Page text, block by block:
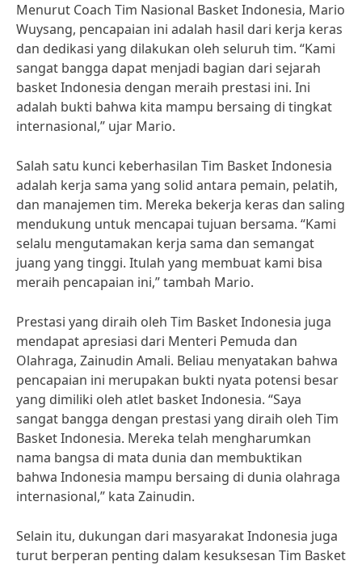
Menurut Coach Tim Nasional Basket Indonesia, Mario
Wuysang, pencapaian ini adalah hasil dari kerja keras
dan dedikasi yang dilakukan oleh seluruh tim. “Kami
sangat bangga dapat menjadi bagian dari sejarah
basket Indonesia dengan meraih prestasi ini. Ini
adalah bukti bahwa kita mampu bersaing di tingkat
internasional,” ujar Mario.
Salah satu kunci keberhasilan Tim Basket Indonesia
adalah kerja sama yang solid antara pemain, pelatih,
dan manajemen tim. Mereka bekerja keras dan saling
mendukung untuk mencapai tujuan bersama. “Kami
selalu mengutamakan kerja sama dan semangat
juang yang tinggi. Itulah yang membuat kami bisa
meraih pencapaian ini,” tambah Mario.
Prestasi yang diraih oleh Tim Basket Indonesia juga
mendapat apresiasi dari Menteri Pemuda dan
Olahraga, Zainudin Amali. Beliau menyatakan bahwa
pencapaian ini merupakan bukti nyata potensi besar
yang dimiliki oleh atlet basket Indonesia. “Saya
sangat bangga dengan prestasi yang diraih oleh Tim
Basket Indonesia. Mereka telah mengharumkan
nama bangsa di mata dunia dan membuktikan
bahwa Indonesia mampu bersaing di dunia olahraga
internasional,” kata Zainudin.
Selain itu, dukungan dari masyarakat Indonesia juga
turut berperan penting dalam kesuksesan Tim Basket